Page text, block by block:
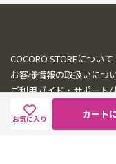
カート
お気に入り
COCORO STOREについて
お客様情報の取扱いにつ
ご利用ガイド・サポート/